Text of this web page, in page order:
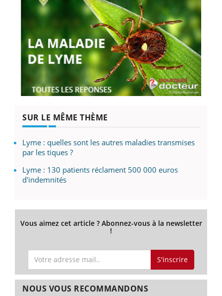
SUR LE MÊME THÈME
Lyme : quelles sont les autres maladies transmises
par les tiques ?
Lyme : 130 patients réclament 500 000 euros
d'indemnités
Vous aimez cet article ? Abonnez-vous à la newsletter
!
S'inscrire
NOUS VOUS RECOMMANDONS